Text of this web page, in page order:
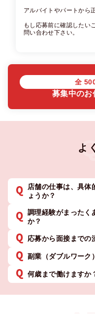
アルバイトやパートから
もし応募前に確認したい
問い合わせ下さい。
全
募集中のお
よ
店舗の仕事は、具体
ょうか？
調理経験がまったく
か？
応募から面接までの
副業（ダブルワーク
何歳まで働けますか